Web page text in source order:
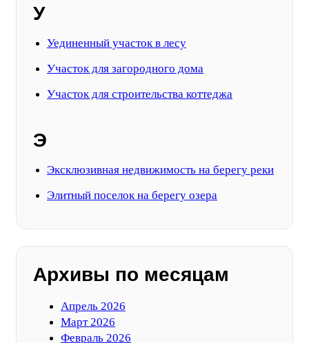
У
Уединенный участок в лесу
Участок для загородного дома
Участок для строительства коттеджа
Э
Эксклюзивная недвижимость на берегу реки
Элитный поселок на берегу озера
Архивы по месяцам
Апрель 2026
Март 2026
Февраль 2026